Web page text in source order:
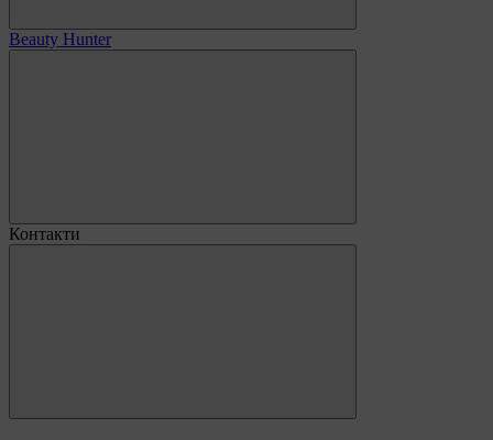
Beauty Hunter
Контакти